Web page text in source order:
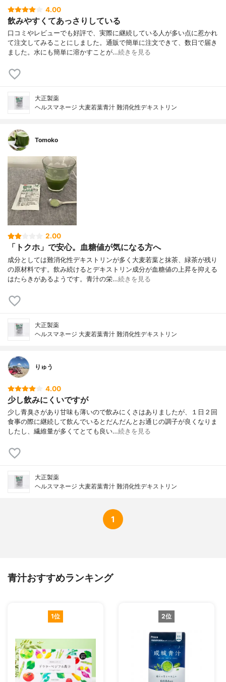
4.00
飲みやすくてあっさりしている
口コミやレビューでも好評で、実際に継続している人が多い点に惹かれ
て注文してみることにしました。通販で簡単に注文できて、数日で届き
ました。水にも簡単に溶かすことが…続きを見る
大正製薬
ヘルスマネージ 大麦若葉青汁 難消化性デキストリン
Tomoko
2.00
「トクホ」で安心。血糖値が気になる方へ
成分としては難消化性デキストリンが多く大麦若葉と抹茶、緑茶が残り
の原材料です。飲み続けるとデキストリン成分が血糖値の上昇を抑える
はたらきがあるようです。青汁の栄…続きを見る
大正製薬
ヘルスマネージ 大麦若葉青汁 難消化性デキストリン
りゅう
4.00
少し飲みにくいですが
少し青臭さがあり甘味も薄いので飲みにくさはありましたが、１日２回
食事の際に継続して飲んでいるとだんだんとお通じの調子が良くなりま
したし、繊維量が多くてとても良い…続きを見る
大正製薬
ヘルスマネージ 大麦若葉青汁 難消化性デキストリン
1
青汁おすすめランキング
1位 2位